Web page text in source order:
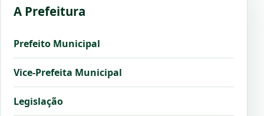
A Prefeitura
Prefeito Municipal
Vice-Prefeita Municipal
Legislação